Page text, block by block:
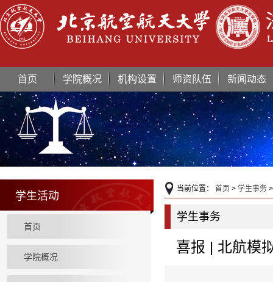
首页 学院概况 机构设置 师资队伍 新闻动态
学生活动
首页
学院概况
当前位置： 首页 > 学生事务
学生事务
喜报 | 北航模